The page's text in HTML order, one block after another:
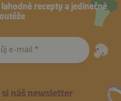
recepty a jedinečné
e-mail
náš newsletter